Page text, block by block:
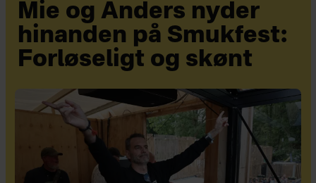
Mie og Anders nyder
hinanden på Smukfest:
Forløseligt og skønt